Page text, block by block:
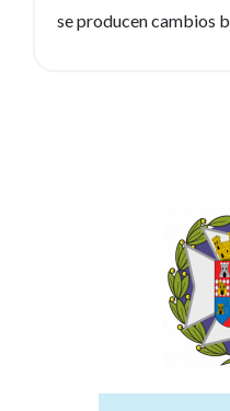
se producen cambios
otro organismo. No
enfermedades, los